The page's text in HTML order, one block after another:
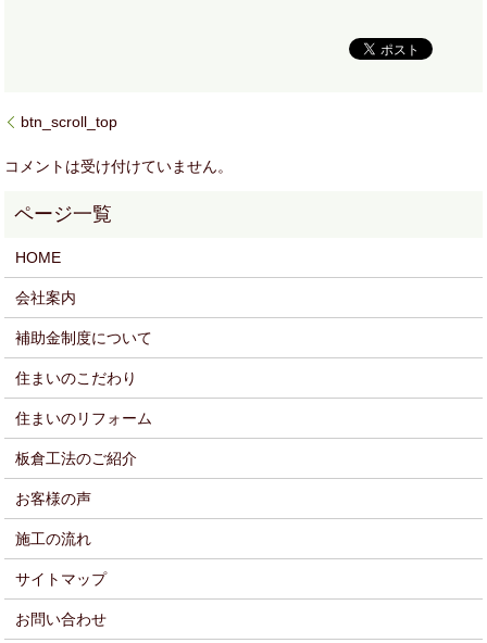
btn_scroll_top
コメントは受け付けていません。
HOME
会社案内
補助金制度について
住まいのこだわり
住まいのリフォーム
板倉工法のご紹介
お客様の声
施工の流れ
サイトマップ
お問い合わせ